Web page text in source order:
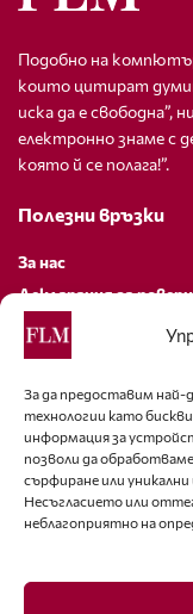
За да предоставим най-
технологии като
информация за
позволи да
сърфиране или
Несъгласието или
неблагоприятно на
Подобно на
които цитират
иска да е свободна”,
електронно знаме с
която й се полага!”.
Полезни връзки
За нас
Декларация за
Политика за
editor@fashion-
+359 88 227 33 47
Последвайте ни
Facebook